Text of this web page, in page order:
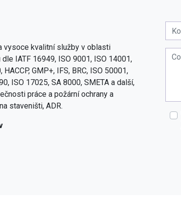
vysoce kvalitní služby v oblasti
IATF 16949, ISO 9001, ISO 14001,
GMP+, IFS, BRC, ISO 50001,
ISO 17025, SA 8000, SMETA a další,
práce a požární ochrany a
staveništi, ADR.